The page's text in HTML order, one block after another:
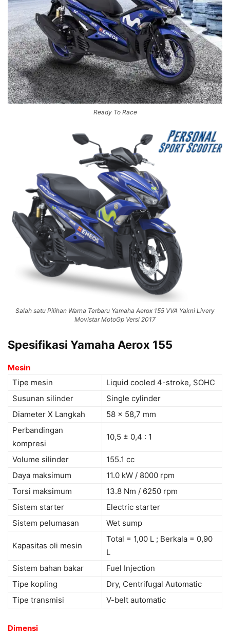
Ready To Race
Salah satu Pilihan Warna Terbaru Yamaha Aerox 155 VVA Yakni Livery
Movistar MotoGp Versi 2017
Spesifikasi Yamaha Aerox 155
Mesin
Tipe mesin
Liquid cooled 4-stroke, SOHC
Susunan silinder
Single cylinder
Diameter X Langkah
58 x 58,7 mm
Perbandingan
kompresi
10,5 ± 0,4 : 1
Volume silinder
155.1 cc
Daya maksimum
11.0 kW / 8000 rpm
Torsi maksimum
13.8 Nm / 6250 rpm
Sistem starter
Electric starter
Sistem pelumasan
Wet sump
Kapasitas oli mesin
Total = 1,00 L ; Berkala = 0,90
L
Sistem bahan bakar
Fuel Injection
Tipe kopling
Dry, Centrifugal Automatic
Tipe transmisi
V-belt automatic
Dimensi